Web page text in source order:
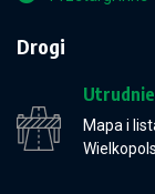
Drogi
Mapa i